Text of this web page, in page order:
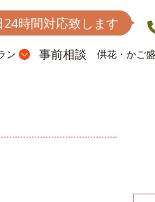
24時間対応致します
ン 事前相談 供花・かご盛